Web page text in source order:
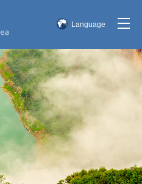
Language
English
한국어
日本語